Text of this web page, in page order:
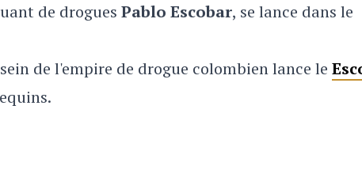
de drogues Pablo Escobar, se lance dans le
de l'empire de drogue colombien lance le